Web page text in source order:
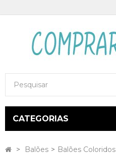
CATEGORIAS
> Balões > Balões Coloridos